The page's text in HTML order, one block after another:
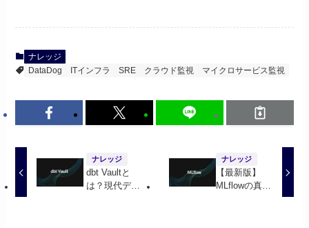
ナレッジ
DataDog
ITインフラ SRE クラウド監視 マイクロサービス監視
ナレッジ
dbt Vaultと
は？現代デー
ナレッジ
【最新版】
MLflowの真